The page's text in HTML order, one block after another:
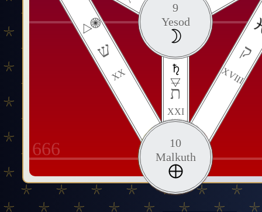
666
ק
XVIII
ש
XX
9
Yesod
ת
XXI
10
Malkuth